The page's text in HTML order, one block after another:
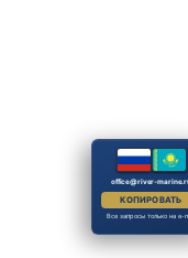
office@river-
КОПИРОВАТЬ
Все запросы только на e-